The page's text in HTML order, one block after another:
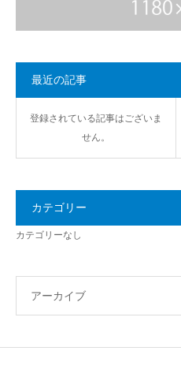
最近の記事
登録されている記事はございま
せん。
カテゴリー
カテゴリーなし
アーカイブ